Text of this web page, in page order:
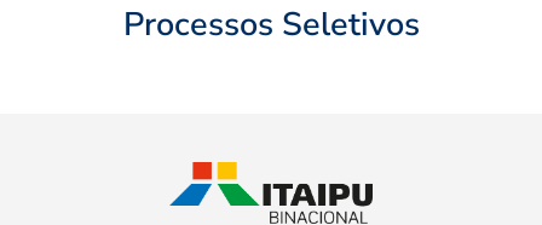
Processos Seletivos